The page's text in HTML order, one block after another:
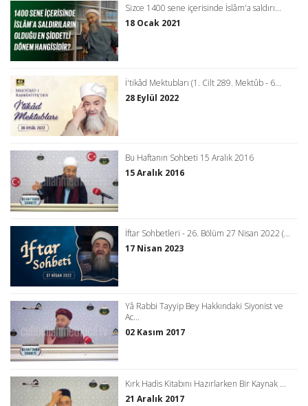
Sizce 1400 sene içerisinde İslâm'a saldırı...
18 Ocak 2021
İ'tikâd Mektubları (1. Cilt 289. Mektûb - 6...
28 Eylül 2022
Bu Haftanın Sohbeti 15 Aralık 2016
15 Aralık 2016
İftar Sohbetleri - 26. Bölüm 27 Nisan 2022 (...
17 Nisan 2023
Yâ Rabbi Tayyip Bey Hakkındaki Siyonist ve
Ac...
02 Kasım 2017
Kırk Hadis Kitabını Hazırlarken Bir Kaynak ...
21 Aralık 2017